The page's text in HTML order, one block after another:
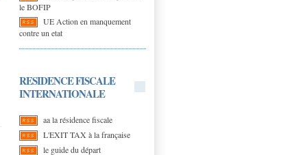
le BOFIP
UE Action en manquement
contre un etat
RESIDENCE FISCALE
INTERNATIONALE
aa la résidence fiscale
L'EXIT TAX à la française
le guide du départ